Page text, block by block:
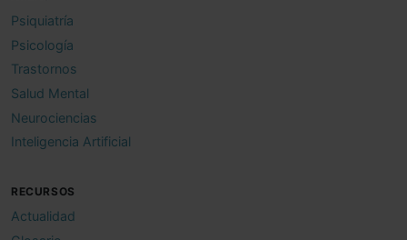
Psiquiatría
Psicología
Trastornos
Salud Mental
Neurociencias
Inteligencia Artificial
RECURSOS
Actualidad